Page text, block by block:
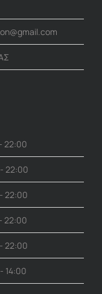
22:00
22:00
22:00
22:00
22:00
14:00